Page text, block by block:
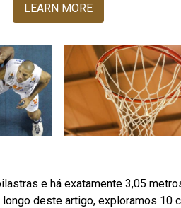
LEARN MORE
e há exatamente 3,05
deste artigo, exploramos 10